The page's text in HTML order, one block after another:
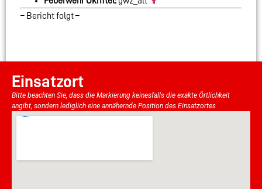
– Bericht folgt –
Einsatzort
Bitte beachten Sie, dass die Markierung keinesfalls die exakte Örtlichkeit
angibt, sondern lediglich eine annähernde Position des Einsatzortes